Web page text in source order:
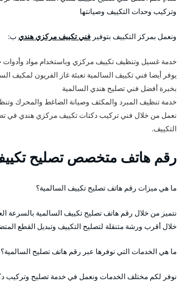
وتركيب وحدات التكييف وصيانتها
ونعمل بمركز التكييف بتوفير فني تكييف مركزي هنديب:
خدمة غسيل وتنظيف تكييف مركزي وباستخدام مواد وأدوات
يوفر أيضا فني تكييف السالمية تعبئة غاز الفريون لمكيف
بخبرة أفضل فني تصليح هندي السالمية
خدمة تنظيف المبرد والمكثف وصيانة الضاغط والمحرك
نعمل من خلال فني تركيب دكتات تكييف مركزي هندي في
التكييف.
رقم هاتف متخصص تصليح
ما هي ميزات رقم هاتف تصليح تكييف السالمية؟
نتميز من خلال رقم هاتف تصليح تكييف السالمية بالسرعة
خلال أقرب ورشة متنقلة لتصليح التكييف وتبديل القطع
ما هي الخدمات التي نوفرها عبر رقم هاتف تصليح السالمية؟
نوفر لكم مختلف الخدمات ونعمل في خدمة تصليح وتركيب